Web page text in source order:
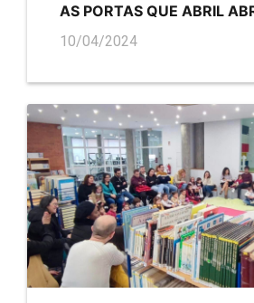
AS PORTAS QUE ABRIL
10/04/2024